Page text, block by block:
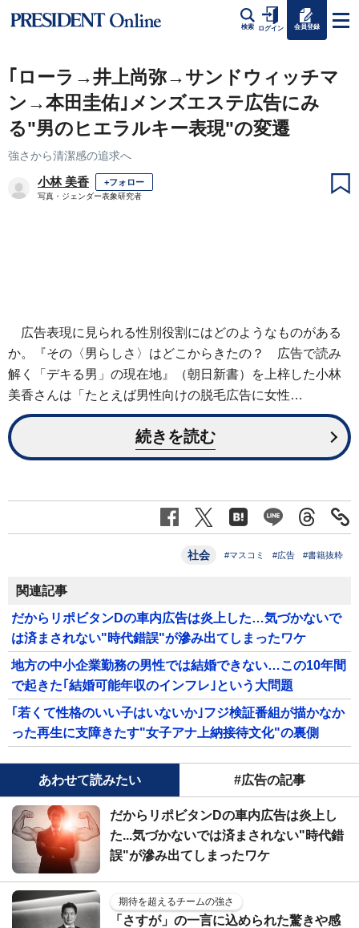
検索 ログイン 会員登録
｢ローラ→井上尚弥→サンドウィッチマ
ン→本田圭佑｣メンズエステ広告にみ
る"男のヒエラルキー表現"の変遷
強さから清潔感の追求へ
小林 美香 +フォロー
写真・ジェンダー表象研究者
広告表現に見られる性別役割にはどのようなものがある
か。『その〈男らしさ〉はどこからきたの？ 広告で読み
解く「デキる男」の現在地』（朝日新書）を上梓した小林
美香さんは「たとえば男性向けの脱毛広告に女性…
続きを読む
社会 #マスコミ #広告 #書籍抜粋
関連記事
だからリポビタンDの車内広告は炎上した…気づかないで
は済まされない"時代錯誤"が滲み出てしまったワケ
地方の中小企業勤務の男性では結婚できない…この10年間
で起きた｢結婚可能年収のインフレ｣という大問題
｢若くて性格のいい子はいないか｣フジ検証番組が描かなか
った再生に支障きたす"女子アナ上納接待文化"の裏側
あわせて読みたい #広告の記事
だからリポビタンDの車内広告は炎上し
た...気づかないでは済まされない"時代錯
誤"が滲み出てしまったワケ
期待を超えるチームの強さ
「さすが」の一言に込められた驚きや感